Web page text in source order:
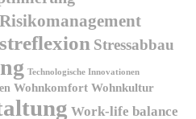
Risikomanagement
Stressabbau
Technologische Innovationen
Wohnkomfort Wohnkultur
Work-life balance